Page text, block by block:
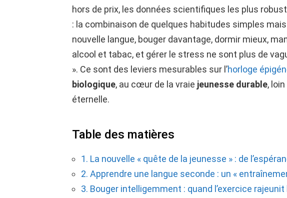
hors de prix, les données scientifiques les plus
: la combinaison de quelques habitudes simples
nouvelle langue, bouger davantage, dormir mieux,
alcool et tabac, et gérer le stress ne sont plus de
». Ce sont des leviers mesurables sur l’horloge
biologique, au cœur de la vraie jeunesse durable,
éternelle.
Table des matières
1. La nouvelle « quête de la jeunesse » : de
2. Apprendre une langue seconde : un «
3. Bouger intelligemment : quand l’exercice rajeunit